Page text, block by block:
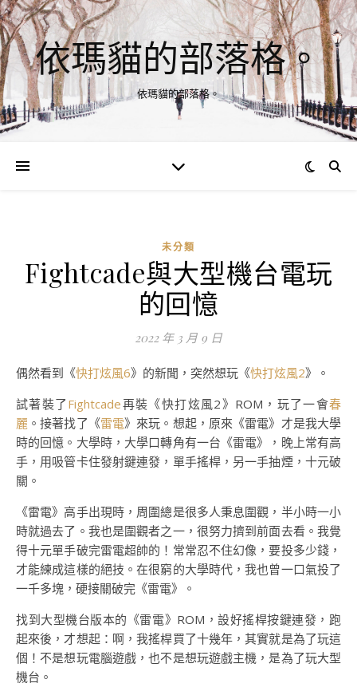
依瑪貓的部落格。
依瑪貓的部落格。
未分類
Fightcade與大型機台電玩
的回憶
2022 年 3 月 9 日
偶然看到《快打炫風6》的新聞，突然想玩《快打炫風2》。
試著裝了 Fightcade再裝《快打炫風2》ROM，玩了一會春
麗 。接著找了《雷電》來玩。想起，原來《雷電》才是我大學
時的回憶。大學時，大學口轉角有一台《雷電》，晚上常有高
手，用吸管卡住發射鍵連發，單手搖桿，另一手抽煙，十元破
關。
《雷電》高手出現時，周圍總是很多人秉息圍觀，半小時一小
時就過去了。我也是圍觀者之一，很努力擠到前面去看。我覺
得十元單手破完雷電超帥的！常常忍不住幻像，要投多少錢，
才能練成這樣的絕技。在很窮的大學時代，我也曾一口氣投了
一千多塊，硬接關破完《雷電》。
找到大型機台版本的《雷電》ROM，設好搖桿按鍵連發，跑
起來後，才想起：啊，我搖桿買了十幾年，其實就是為了玩這
個！不是想玩電腦遊戲，也不是想玩遊戲主機，是為了玩大型
機台。